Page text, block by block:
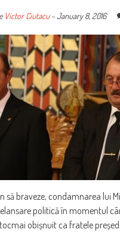
Victor Ciutacu-January 8, 2016
să braveze, condamnarea lui
politică în momentul
obișnuit ca fratele